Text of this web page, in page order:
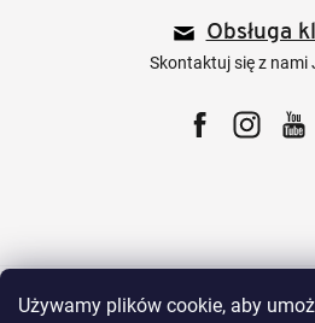
Używamy plików cookie, aby
Obsługa
Skontaktuj się z
Dla